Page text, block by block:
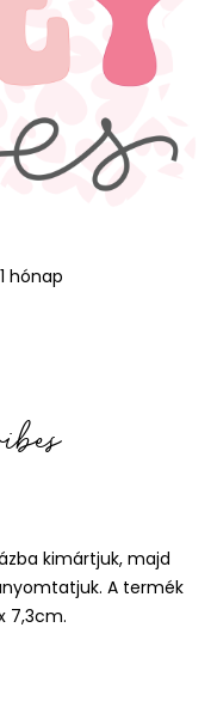
hónap
kimártjuk, majd
A termék
7,3cm.